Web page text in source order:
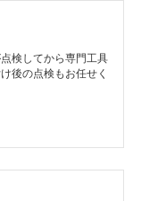
検してから専門工具
後の点検もお任せく